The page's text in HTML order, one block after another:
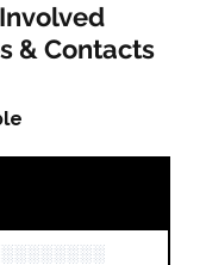
& Contacts